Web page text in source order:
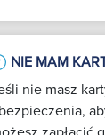
NIE MAM
nie masz